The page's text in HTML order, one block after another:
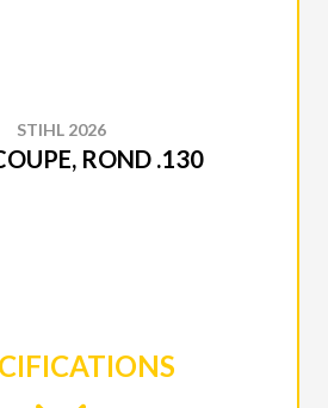
STIHL 2026
ROND .130